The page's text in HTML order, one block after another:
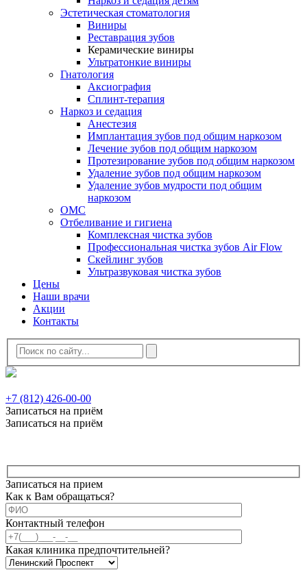
Эстетическая стоматология
Виниры
Реставрация зубов
Керамические виниры
Ультратонкие виниры
Гнатология
Аксиография
Сплинт-терапия
Наркоз и седация
Анестезия
Имплантация зубов под общим наркозом
Лечение зубов под общим наркозом
Протезирование зубов под общим наркозом
Удаление зубов под общим наркозом
Удаление зубов мудрости под общим
наркозом
ОМС
Отбеливание и гигиена
Комплексная чистка зубов
Профессиональная чистка зубов Air Flow
Скейлинг зубов
Ультразвуковая чистка зубов
Цены
Наши врачи
Акции
Контакты
+7 (812) 426-00-00
Записаться на приём
Записаться на приём
Записаться на прием
Как к Вам обращаться?
Контактный телефон
Какая клиника предпочтительней?